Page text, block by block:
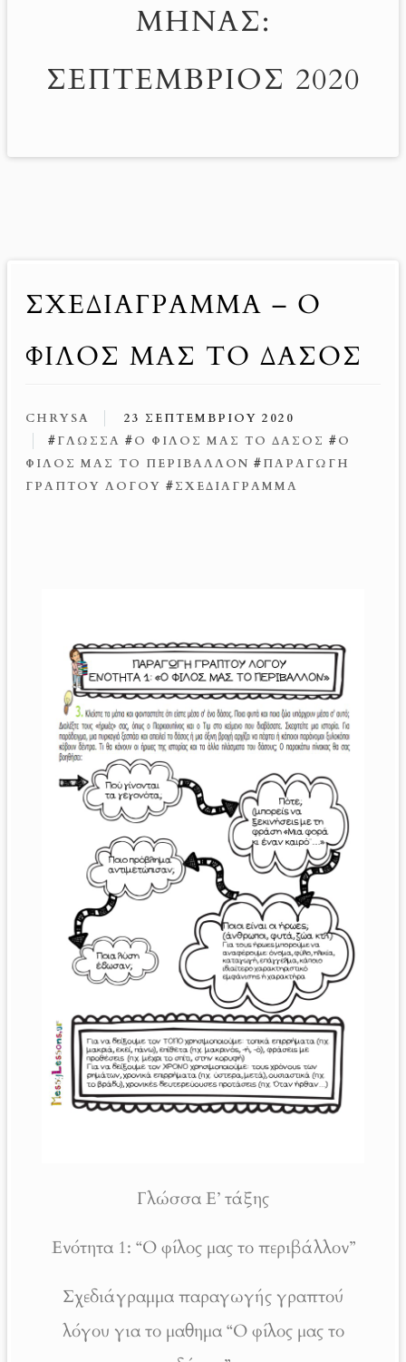
ΜΉΝΑΣ:
ΣΕΠΤΈΜΒΡΙΟΣ 2020
ΣΧΕΔΙΑΓΡΑΜΜΑ – Ο
ΦΙΛΟΣ ΜΑΣ ΤΟ ΔΑΣΟΣ
CHRYSA
23 ΣΕΠΤΕΜΒΡΊΟΥ 2020
#ΓΛΩΣΣΑ #Ο ΦΊΛΟΣ ΜΑΣ ΤΟ ΔΆΣΟΣ #Ο
ΦΊΛΟΣ ΜΑΣ ΤΟ ΠΕΡΙΒΆΛΛΟΝ #ΠΑΡΑΓΩΓΉ
ΓΡΑΠΤΟΎ ΛΌΓΟΥ #ΣΧΕΔΙΆΓΡΑΜΜΑ
Γλώσσα Ε’ τάξης
Ενότητα 1: “Ο φίλος μας το περιβάλλον”
Σχεδιάγραμμα παραγωγής γραπτού
λόγου για το μαθημα “Ο φίλος μας το